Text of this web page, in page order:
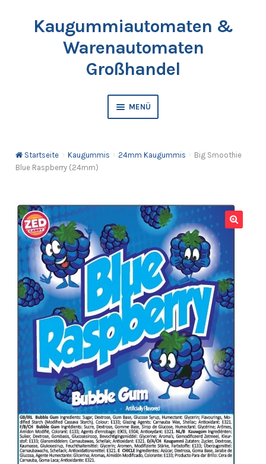
SpringeKaugummiautomaten &
Warenautomaten
Großhandel
MENÜ
Kaugummis
Kapselfüllware
Katalog & Preisliste bestellen
Anfragen-Korb
Startseite Kaugummis 24mm Kaugummis
Big Smoothie
Blue Raspberry (24mm)